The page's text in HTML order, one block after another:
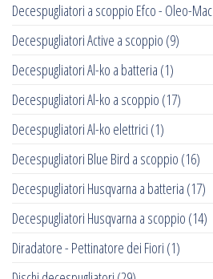
Decespugliatori a scoppio Efco - Oleo-Mac
Decespugliatori Active a scoppio (9)
Decespugliatori Al-ko a batteria (1)
Decespugliatori Al-ko a scoppio (17)
Decespugliatori Al-ko elettrici (1)
Decespugliatori Blue Bird a scoppio (16)
Decespugliatori Husqvarna a batteria (17)
Decespugliatori Husqvarna a scoppio (14)
Diradatore - Pettinatore dei Fiori (1)